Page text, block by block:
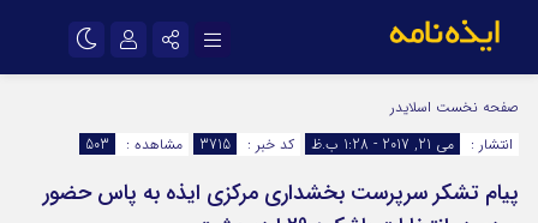
اینستاگرام
سروش
ایتا
آپارات
اپلیکیشن رمز عبور
صفحه نخست اسلایدر
انتشار :
می 21, 2017 - 1:28 ب.ظ کد خبر : 3715 مشاهده : 503
پیام تشکر سرپرست بخشداری مرکزی ایذه به پاس حضور